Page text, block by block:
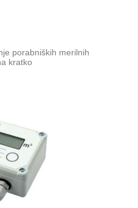
porabniških merilnih
kratko